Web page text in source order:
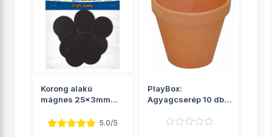
Korong alakú
mágnes 25x3mm
5.0/5
PlayBox:
Agyagcserép 10 db-